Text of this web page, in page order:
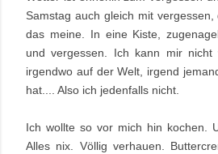
Samstag auch gleich mit
das meine. In eine Kiste,
und vergessen. Ich kann mir nicht
irgendwo auf der Welt, irgend
hat.... Also ich jedenfalls nicht.
Ich wollte so vor mich hin kochen.
Alles nix. Völlig verhauen.